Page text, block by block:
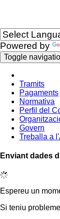
Powered by
Toggle
Tramits
Pagaments
Normativa
Perfil del
Govern
Treballa a
Enviant dades
Espereu un
Si teniu